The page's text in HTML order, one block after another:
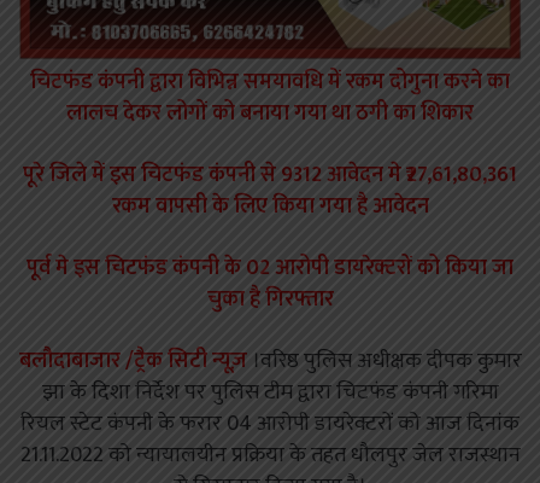
चिटफंड कंपनी द्वारा विभिन्न समयावधि में रकम दोगुना करने का
लालच देकर लोगों को बनाया गया था ठगी का शिकार
पूरे जिले में इस चिटफंड कंपनी से 9312 आवेदन मे ₹27,61,80,361
रकम वापसी के लिए किया गया है आवेदन
पूर्व मे इस चिटफंड कंपनी के 02 आरोपी डायरेक्टरों को किया जा
चुका है गिरफ्तार
बलौदाबाजार /ट्रैक सिटी न्यूज़।वरिष्ठ पुलिस अधीक्षक दीपक कुमार
झा के दिशा निर्देश पर पुलिस टीम द्वारा चिटफंड कंपनी गरिमा
रियल स्टेट कंपनी के फरार 04 आरोपी डायरेक्टरों को आज दिनांक
21.11.2022 को न्यायालयीन प्रक्रिया के तहत धौलपुर जेल राजस्थान